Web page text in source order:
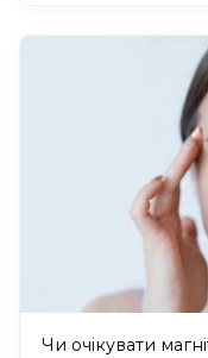
Чи очікувати